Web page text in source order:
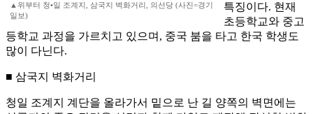
▲위부터 청•일 조계지, 삼국지 벽화거리, 의선당 (사진=경기
일보)
특징이다. 현재
초등학교와 중고
등학교 과정을 가르치고 있으며, 중국 붐을 타고 한국 학생도
많이 다닌다.
■ 삼국지 벽화거리
청일 조계지 계단을 올라가서 밑으로 난 길 양쪽의 벽면에는